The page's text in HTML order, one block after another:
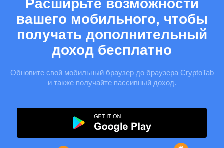
Расширьте возможности
вашего мобильного, чтобы
получать дополнительный
доход бесплатно
Обновите свой мобильный браузер до браузера CryptoTab
и также получайте пассивный доход.